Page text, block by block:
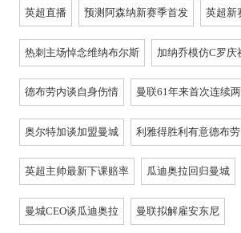
英超直播 预测阿森纳新赛季首发 英超新
热刺主场悼念维纳布尔斯 加纳乔模仿C罗庆
德布劳内谈自身伤情 曼联61年来首次连续
奥尔特加谈加盟曼城 利雅得胜利有意德布
英超主帅最新下课赔率 瓜迪奥拉回归曼城
曼城CEO谈瓜迪奥拉 曼联拟解雇安东尼